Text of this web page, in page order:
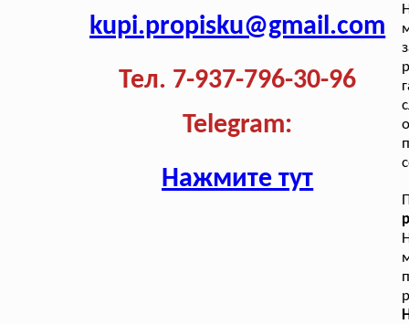
kupi.propisku@gmail.com
Тел. 7-937-796-30-96
Telegram:
Нажмите тут